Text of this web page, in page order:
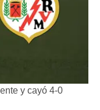
y cayó 4-0